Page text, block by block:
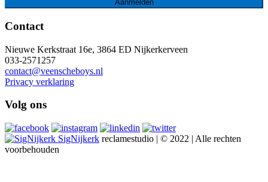
Contact
Nieuwe Kerkstraat 16e, 3864 ED Nijkerkerveen
033-2571257
contact@veenscheboys.nl
Privacy verklaring
Volg ons
SigNijkerk reclamestudio | © 2022 | Alle rechten
voorbehouden